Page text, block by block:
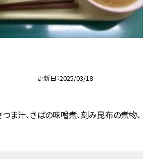
更新日 2025/03/18
つま汁、さばの味噌煮、刻み昆布の煮物、